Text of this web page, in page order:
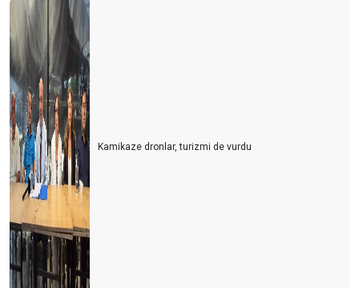
Kamikaze dronlar, turizmi de vurdu